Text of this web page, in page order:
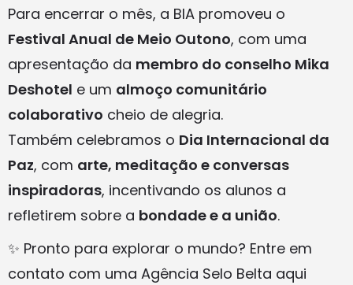
Para encerrar o mês, a BIA promoveu o
Festival Anual de Meio Outono, com uma
apresentação da membro do conselho Mika
Deshotel e um almoço comunitário
colaborativo cheio de alegria.
Também celebramos o Dia Internacional da
Paz, com arte, meditação e conversas
inspiradoras, incentivando os alunos a
refletirem sobre a bondade e a união.
✨ Pronto para explorar o mundo? Entre em
contato com uma Agência Selo Belta aqui